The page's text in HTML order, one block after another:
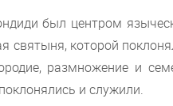
был центром
святыня, которой
размножение и
и служили.